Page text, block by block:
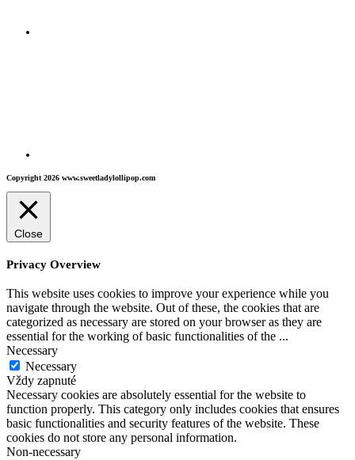
Copyright 2026 www.sweetladylollipop.com
Close
Privacy Overview
This website uses cookies to improve your experience while you
navigate through the website. Out of these, the cookies that are
categorized as necessary are stored on your browser as they are
essential for the working of basic functionalities of the ...
Necessary
Necessary
Vždy zapnuté
Necessary cookies are absolutely essential for the website to
function properly. This category only includes cookies that ensures
basic functionalities and security features of the website. These
cookies do not store any personal information.
Non-necessary